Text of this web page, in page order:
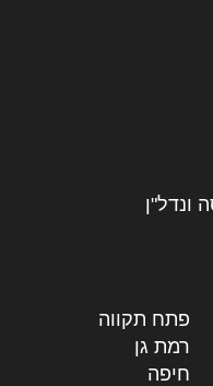
ונדל"ן
פתח תקווה
רמת גן
חיפה